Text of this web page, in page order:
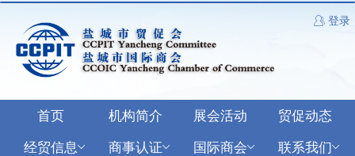
登录
首页 机构简介 展会活动
贸促动态
经贸信息
商事认证 国际商会 联系我们